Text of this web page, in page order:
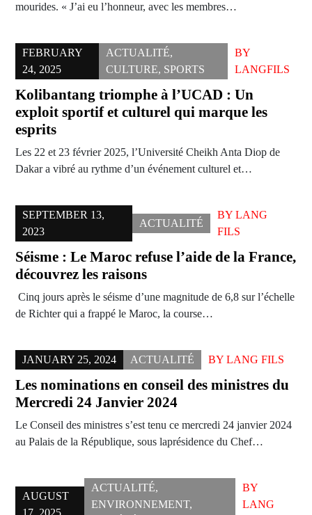
mourides. « J’ai eu l’honneur, avec les membres…
FEBRUARY
24, 2025
ACTUALITÉ,
CULTURE, SPORTS
BY
LANGFILS
Kolibantang triomphe à l’UCAD : Un
exploit sportif et culturel qui marque les
esprits
Les 22 et 23 février 2025, l’Université Cheikh Anta Diop de
Dakar a vibré au rythme d’un événement culturel et…
SEPTEMBER 13,
2023
ACTUALITÉ
BY LANG
FILS
Séisme : Le Maroc refuse l’aide de la France,
découvrez les raisons
Cinq jours après le séisme d’une magnitude de 6,8 sur l’échelle
de Richter qui a frappé le Maroc, la course…
JANUARY 25, 2024 ACTUALITÉ BY LANG FILS
Les nominations en conseil des ministres du
Mercredi 24 Janvier 2024
Le Conseil des ministres s’est tenu ce mercredi 24 janvier 2024
au Palais de la République, sous laprésidence du Chef…
AUGUST
ACTUALITÉ,
ENVIRONNEMENT,
BY
LANG